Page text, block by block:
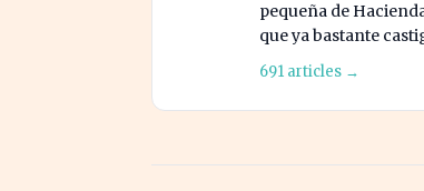
pequeña de
que ya bastante
691 articles →